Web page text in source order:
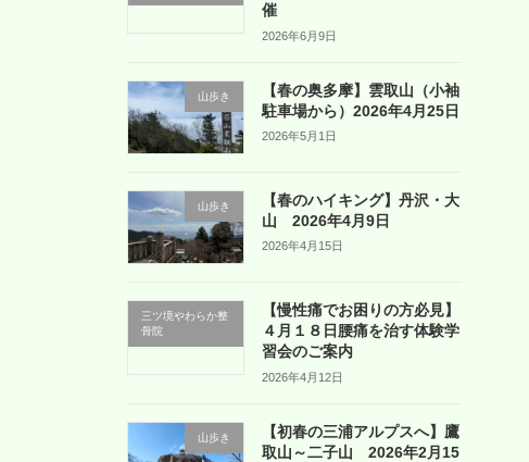
催
2026年6月9日
山歩き
【春の奥多摩】雲取山（小袖
駐車場から）2026年4月25日
2026年5月1日
山歩き
【春のハイキング】丹沢・大
山 2026年4月9日
2026年4月15日
三ツ境やわらか整
骨院
【慢性痛でお困りの方必見】
４月１８日腰痛を治す体験学
習会のご案内
2026年4月12日
山歩き
【初春の三浦アルプスへ】鷹
取山～二子山 2026年2月15